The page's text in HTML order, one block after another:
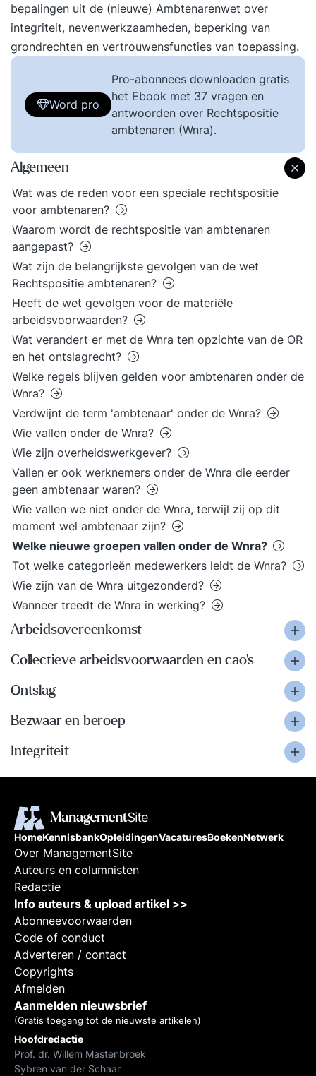
bepalingen uit de (nieuwe) Ambtenarenwet over
integriteit, nevenwerkzaamheden, beperking van
grondrechten en vertrouwensfuncties van toepassing.
Word pro
Pro-abonnees downloaden gratis
het Ebook met 37 vragen en
antwoorden over Rechtspositie
ambtenaren (Wnra).
Algemeen
Wat was de reden voor een speciale rechtspositie
voor ambtenaren?
Waarom wordt de rechtspositie van ambtenaren
aangepast?
Wat zijn de belangrijkste gevolgen van de wet
Rechtspositie ambtenaren?
Heeft de wet gevolgen voor de materiële
arbeidsvoorwaarden?
Wat verandert er met de Wnra ten opzichte van de OR
en het ontslagrecht?
Welke regels blijven gelden voor ambtenaren onder de
Wnra?
Verdwijnt de term 'ambtenaar' onder de Wnra?
Wie vallen onder de Wnra?
Wie zijn overheidswerkgever?
Vallen er ook werknemers onder de Wnra die eerder
geen ambtenaar waren?
Wie vallen we niet onder de Wnra, terwijl zij op dit
moment wel ambtenaar zijn?
Welke nieuwe groepen vallen onder de Wnra?
​Tot welke categorieën medewerkers leidt de Wnra?
Wie zijn van de Wnra uitgezonderd?
Wanneer treedt de Wnra in werking?
Arbeidsovereenkomst
Collectieve arbeidsvoorwaarden en cao's
Ontslag
Bezwaar en beroep
Integriteit
HomeKennisbankOpleidingenVacaturesBoekenNetwerk
Over ManagementSite
Auteurs en columnisten
Redactie
Info auteurs & upload artikel >>
Abonneevoorwaarden
Code of conduct
Adverteren / contact
Copyrights
Afmelden
Aanmelden nieuwsbrief
(Gratis toegang tot de nieuwste artikelen)
Hoofdredactie
Prof. dr. Willem Mastenbroek
Sybren van der Schaar